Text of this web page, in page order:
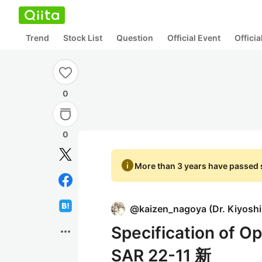
Trend Stock List Question Official Event
0
0
more_horiz
infoMore than 3 years have passed
@kaizen_nagoya (Dr.
Specification of
SAR 22-11 新